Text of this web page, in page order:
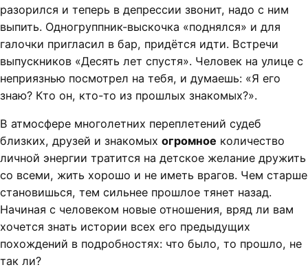
разорился и теперь в депрессии звонит, надо с ним
выпить. Одногруппник-выскочка «поднялся» и для
галочки пригласил в бар, придётся идти. Встречи
выпускников «Десять лет спустя». Человек на улице с
неприязнью посмотрел на тебя, и думаешь: «Я его
знаю? Кто он, кто-то из прошлых знакомых?».
В атмосфере многолетних переплетений судеб
близких, друзей и знакомых огромное количество
личной энергии тратится на детское желание дружить
со всеми, жить хорошо и не иметь врагов. Чем старше
становишься, тем сильнее прошлое тянет назад.
Начиная с человеком новые отношения, вряд ли вам
хочется знать истории всех его предыдущих
похождений в подробностях: что было, то прошло, не
так ли?